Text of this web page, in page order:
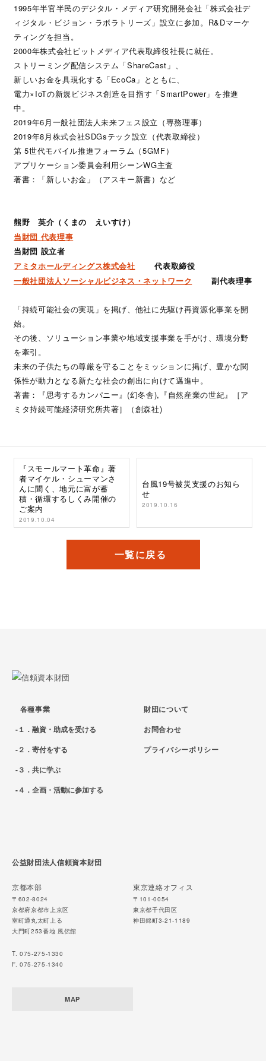
1995年半官半民のデジタル・メディア研究開発会社「株式会社デ
ィジタル・ビジョン・ラボラトリーズ」設立に参加。R&Dマーケ
ティングを担当。
2000年株式会社ビットメディア代表取締役社長に就任。
ストリーミング配信システム「ShareCast」、
新しいお金を具現化する「EcoCa」とともに、
電力×IoTの新規ビジネス創造を目指す「SmartPower」を推進
中。
2019年6月一般社団法人未来フェス設立（専務理事）
2019年8月株式会社SDGsテック設立（代表取締役）
第 5世代モバイル推進フォーラム（5GMF）
アプリケーション委員会利用シーンWG主査
著書：「新しいお金」（アスキー新書）など
熊野 英介（くまの えいすけ）
当財団 代表理事
当財団 設立者
アミタホールディングス株式会社
代表取締役
一般社団法人ソーシャルビジネス・ネットワーク
副代表理事
「持続可能社会の実現」を掲げ、他社に先駆け再資源化事業を開
始。
その後、ソリューション事業や地域支援事業を手がけ、環境分野
を牽引。
未来の子供たちの尊厳を守ることをミッションに掲げ、豊かな関
係性が動力となる新たな社会の創出に向けて邁進中。
著書：『思考するカンパニー』(幻冬舎),『自然産業の世紀』［ア
ミタ持続可能経済研究所共著］（創森社)
『スモールマート革命』著
者マイケル・シューマンさ
んに聞く、地元に富が蓄
積・循環するしくみ開催の
ご案内
2019.10.04
台風19号被災支援のお知ら
せ
2019.10.16
一覧に戻る
各種事業
１．融資・助成を受ける
２．寄付をする
３．共に学ぶ
４．企画・活動に参加する
財団について
お問合わせ
プライバシーポリシー
公益財団法人信頼資本財団
京都本部
〒602-8024
京都府京都市上京区
室町通丸太町上る
大門町253番地 風伝館
T. 075-275-1330
F. 075-275-1340
MAP
東京連絡オフィス
〒101-0054
東京都千代田区
神田錦町3-21-1189